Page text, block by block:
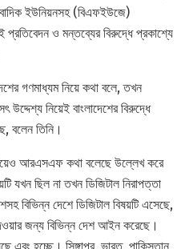
ইউনিয়নসহ (বিএফইউজে)
প্রতিবেদন ও মন্তব্যের বিরুদ্ধে প্রকাশ্যে
গণমাধ্যম নিয়ে কথা বলে, তখন
উদ্দেশ্য নিয়েই বাংলাদেশের বিরুদ্ধে
বলেন তিনি।
আরএসএফ কথা বলেছে উল্লেখ করে
যখন ছিল না তখন ডিজিটাল নিরাপত্তা
বিভিন্ন দেশে ডিজিটাল বিষয়টি এসেছে,
জন্য বিভিন্ন দেশ আইন করেছে।